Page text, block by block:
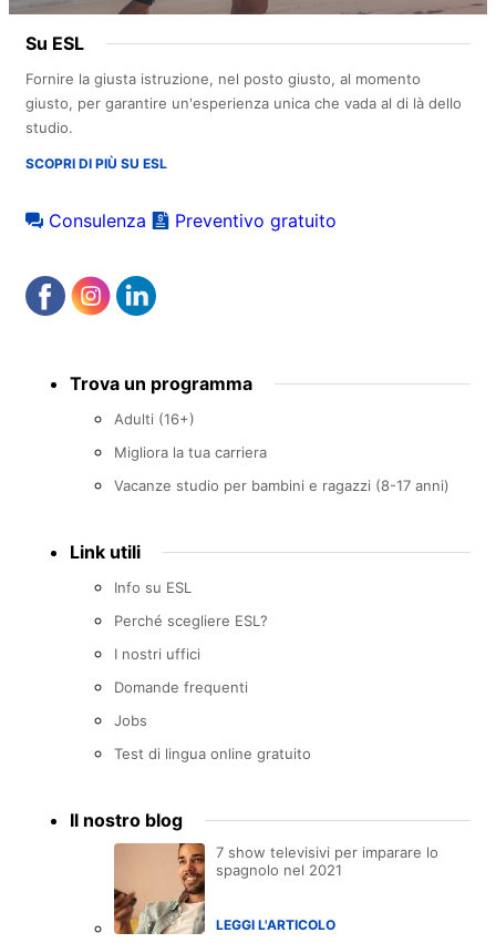
Su ESL
Fornire la giusta istruzione, nel posto giusto, al momento
giusto, per garantire un'esperienza unica che vada al di là dello
studio.
SCOPRI DI PIÙ SU ESL
Consulenza Preventivo gratuito
menuTrova un programma
Adulti (16+)
Migliora la tua carriera
Vacanze studio per bambini e ragazzi (8-17 anni)
Link utili
Info su ESL
Perché scegliere ESL?
I nostri uffici
Domande frequenti
Jobs
Test di lingua online gratuito
Il nostro blog
7 show televisivi per imparare lo
spagnolo nel 2021
LEGGI L'ARTICOLO